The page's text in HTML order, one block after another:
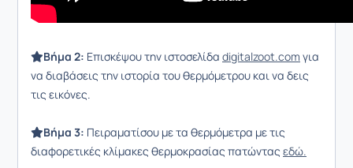
Βήμα 2: Επισκέψου την ιστοσελίδα digitalzoot.com για
να διαβάσεις την ιστορία του θερμόμετρου και να δεις
τις εικόνες.
Βήμα 3: Πειραματίσου με τα θερμόμετρα με τις
διαφορετικές κλίμακες θερμοκρασίας πατώντας εδώ.